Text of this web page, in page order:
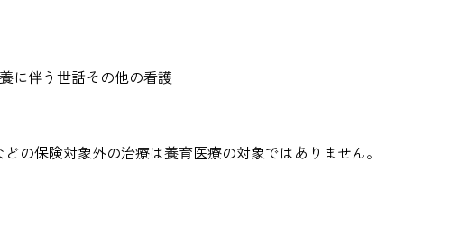
に伴う世話その他の看護
の保険対象外の治療は養育医療の対象ではありません。